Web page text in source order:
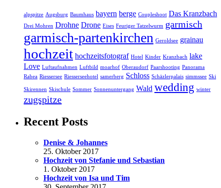
alpspitze Augsburg Baumhaus bayern berge Coupleshoot Das Kranzbach
Drei Mohren Drohne Drone Eises Feuriger Tatzelwurm garmisch
garmisch-partenkirchen Geroldsee grainau
hochzeit hochzeitsfotograf Hotel Kinder Kranzbach lake
Love Luftaufnahmen Luftbild moarhof Oberaudorf Paarshooting Panorama
Rabea Riessersee Riesserseehotel samerberg Schloss Schäzlerpalais simmssee Ski
Skirennen Skischule Sommer Sonnenuntergang Wald wedding winter
zugspitze
Recent Posts
Denise & Johannes
25. Oktober 2017
Hochzeit von Stefanie und Sebastian
1. Oktober 2017
Hochzeit von Isa und Tim